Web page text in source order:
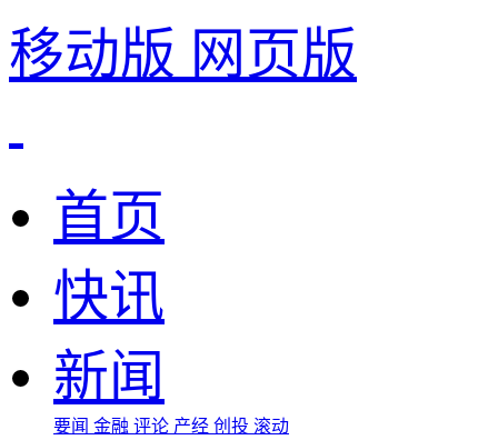
移动版 网页版
首页
快讯
新闻
要闻 金融 评论 产经 创投 滚动